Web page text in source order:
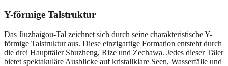
Y-förmige Talstruktur
Das Jiuzhaigou-Tal zeichnet sich durch seine charakteristische Y-
förmige Talstruktur aus. Diese einzigartige Formation entsteht durch
die drei Haupttäler Shuzheng, Rize und Zechawa. Jedes dieser Täler
bietet spektakuläre Ausblicke auf kristallklare Seen, Wasserfälle und